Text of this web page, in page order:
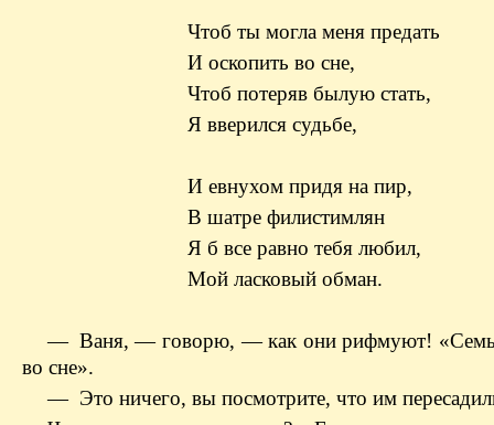
Чтоб ты могла меня предать
И оскопить во сне,
Чтоб потеряв былую стать,
Я вверился судьбе,
И евнухом придя на пир,
В шатре филистимлян
Я б все равно тебя любил,
Мой ласковый обман.
— Ваня, — говорю, — как они рифмуют!
во сне».
— Это ничего, вы посмотрите, что им